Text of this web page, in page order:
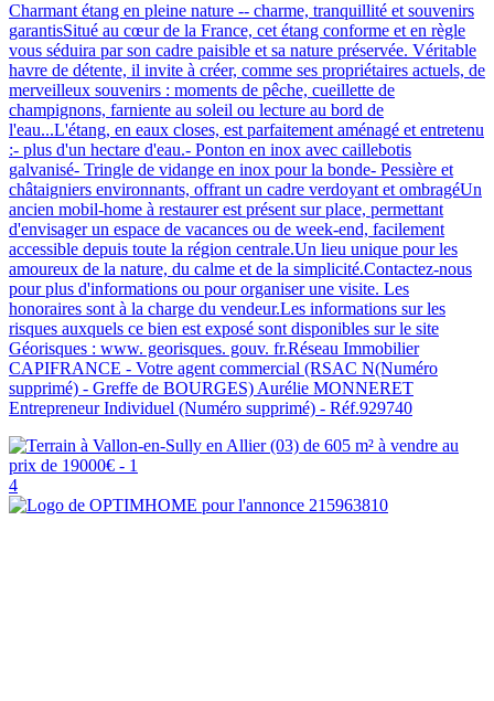
Charmant étang en pleine nature -- charme, tranquillité et souvenirs
garantisSitué au cœur de la France, cet étang conforme et en règle
vous séduira par son cadre paisible et sa nature préservée. Véritable
havre de détente, il invite à créer, comme ses propriétaires actuels, de
merveilleux souvenirs : moments de pêche, cueillette de
champignons, farniente au soleil ou lecture au bord de
l'eau...L'étang, en eaux closes, est parfaitement aménagé et entretenu
:- plus d'un hectare d'eau.- Ponton en inox avec caillebotis
galvanisé- Tringle de vidange en inox pour la bonde- Pessière et
châtaigniers environnants, offrant un cadre verdoyant et ombragéUn
ancien mobil-home à restaurer est présent sur place, permettant
d'envisager un espace de vacances ou de week-end, facilement
accessible depuis toute la région centrale.Un lieu unique pour les
amoureux de la nature, du calme et de la simplicité.Contactez-nous
pour plus d'informations ou pour organiser une visite. Les
honoraires sont à la charge du vendeur.Les informations sur les
risques auxquels ce bien est exposé sont disponibles sur le site
Géorisques : www. georisques. gouv. fr.Réseau Immobilier
CAPIFRANCE - Votre agent commercial (RSAC N(Numéro
supprimé) - Greffe de BOURGES) Aurélie MONNERET
Entrepreneur Individuel (Numéro supprimé) - Réf.929740
4